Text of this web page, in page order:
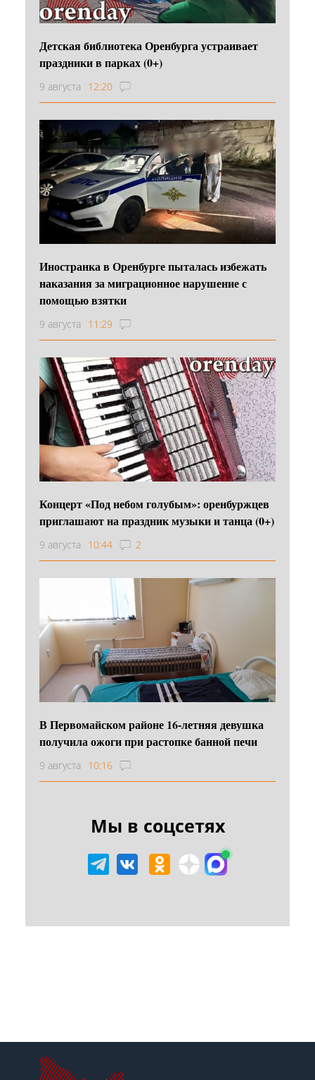
Детская библиотека Оренбурга устраивает
праздники в парках (0+)
9 августа 12:20
Иностранка в Оренбурге пыталась избежать
наказания за миграционное нарушение с
помощью взятки
9 августа 11:29
Концерт «Под небом голубым»: оренбуржцев
приглашают на праздник музыки и танца (0+)
9 августа 10:44 2
В Первомайском районе 16‑летняя девушка
получила ожоги при растопке банной печи
9 августа 10:16
Мы в соцсетях